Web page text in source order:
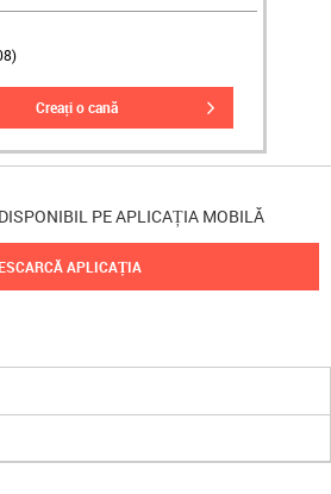
creați o cană
PE APLICAȚIA MOBILĂ
APLICAȚIA